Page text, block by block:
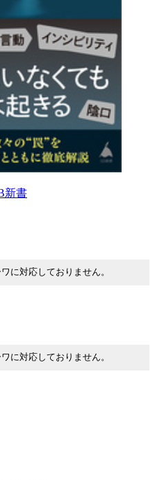
新書
に対応しておりません。
に対応しておりません。